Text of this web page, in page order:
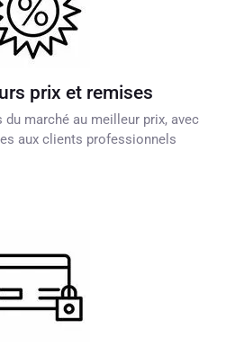
prix et remises
marché au meilleur prix, avec
aux clients professionnels